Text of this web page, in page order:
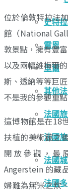
史特
雷恩
里爾
其他
法國
法國
法國
法國
位於倫敦特拉法
館（National
敦景點，擁有豐
以及兩幅維梅爾
斯、透納等等巨
不是我的參觀重
這博物館是在18
扶植的美術館之
開放參觀，最
Angerstein 的藏
婦難為無米之炊